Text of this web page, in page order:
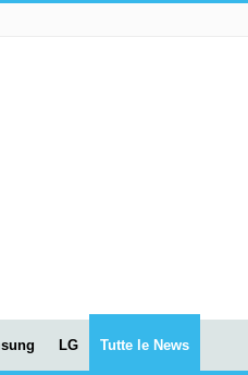
LG Tutte le News